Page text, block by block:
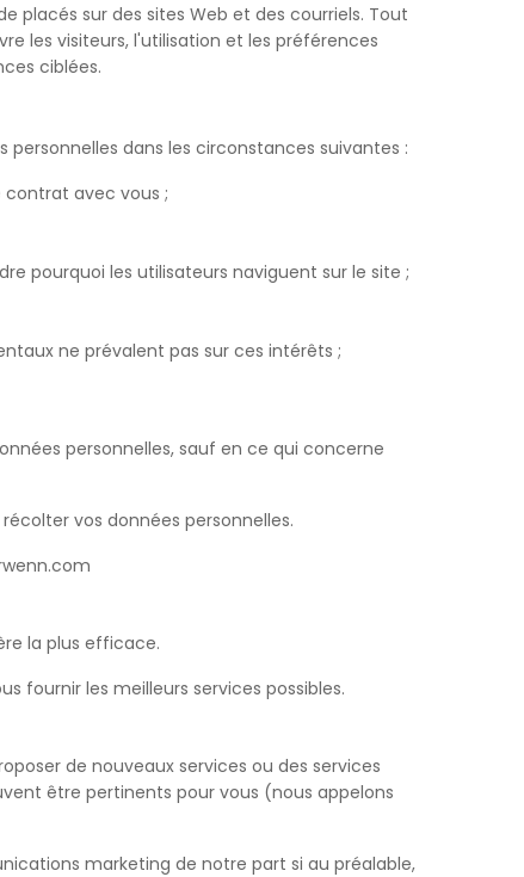
placés sur des sites Web et des courriels. Tout
les visiteurs, l'utilisation et les préférences
ciblées.
dans les circonstances suivantes :
contrat avec vous ;
pourquoi les utilisateurs naviguent sur le site ;
ne prévalent pas sur ces intérêts ;
personnelles, sauf en ce qui concerne
vos données personnelles.
la plus efficace.
fournir les meilleurs services possibles.
de nouveaux services ou des services
être pertinents pour vous (nous appelons
marketing de notre part si au préalable,